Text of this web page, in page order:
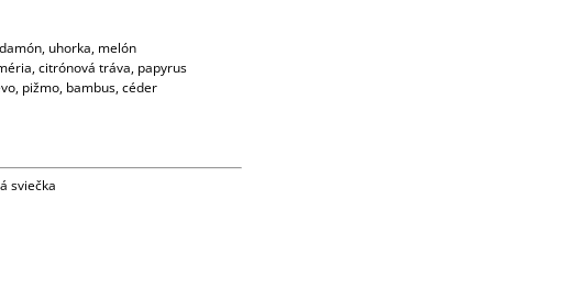
uhorka, melón
citrónová tráva, papyrus
pižmo, bambus, céder
sviečka